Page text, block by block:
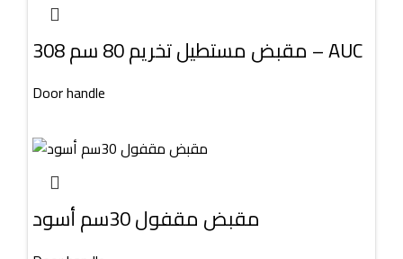
مقبض مستطيل تخريم 80 سم 308 – AUC
Door handle
مقبض مقفول 30سم أسود